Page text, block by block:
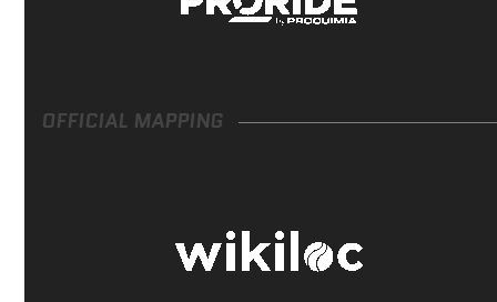
OFFICIAL MAPPING